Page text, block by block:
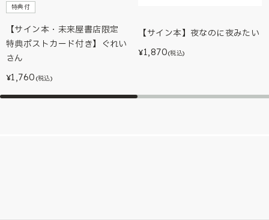
特典付
【サイン本・未来屋書店限定
特典ポストカード付き】ぐれい
さん
¥1,760 (税込)
【サイン本】夜なのに夜みたい
¥1,870(税込)